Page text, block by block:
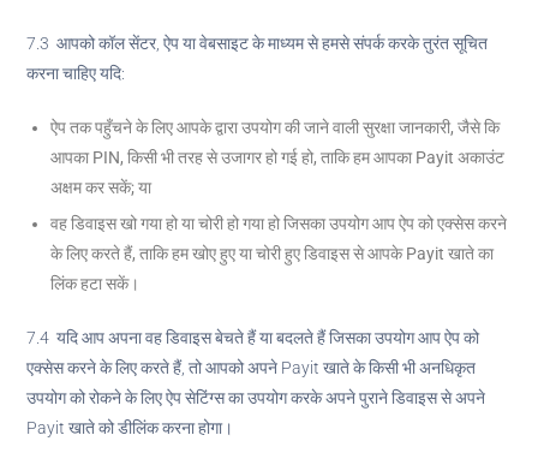
7.3 आपको कॉल सेंटर, ऐप या वेबसाइट के माध्यम से हमसे संपर्क करके तुरंत सूचित
करना चाहिए यदि:
ऐप तक पहुँचने के लिए आपके द्वारा उपयोग की जाने वाली सुरक्षा जानकारी, जैसे कि
आपका PIN, किसी भी तरह से उजागर हो गई हो, ताकि हम आपका Payit अकाउंट
अक्षम कर सकें; या
वह डिवाइस खो गया हो या चोरी हो गया हो जिसका उपयोग आप ऐप को एक्सेस करने
के लिए करते हैं, ताकि हम खोए हुए या चोरी हुए डिवाइस से आपके Payit खाते का
लिंक हटा सकें।
7.4 यदि आप अपना वह डिवाइस बेचते हैं या बदलते हैं जिसका उपयोग आप ऐप को
एक्सेस करने के लिए करते हैं, तो आपको अपने Payit खाते के किसी भी अनधिकृत
उपयोग को रोकने के लिए ऐप सेटिंग्स का उपयोग करके अपने पुराने डिवाइस से अपने
Payit खाते को डीलिंक करना होगा।